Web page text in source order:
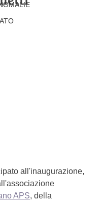
all'inaugurazione,
APS, della